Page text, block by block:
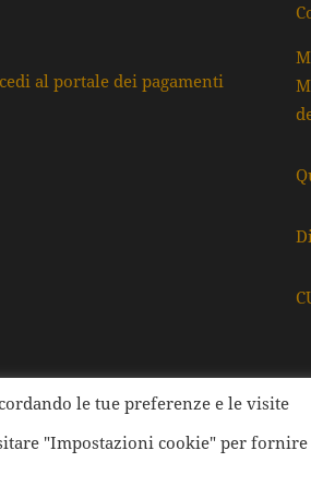
al portale dei pagamenti
| Tutti i diritti Riservati |
le tue preferenze e le visite
"Impostazioni cookie" per